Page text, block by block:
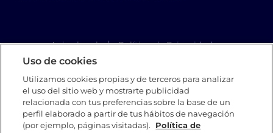
Aviso legal
Política de Privacidad
Política de Cookies
Student Academic Standards
Canal Compliance
Site Map
Uso de cookies
Utilizamos cookies propias y de terceros para analizar
el uso del sitio web y mostrarte publicidad
relacionada con tus preferencias sobre la base de un
perfil elaborado a partir de tus hábitos de navegación
(por ejemplo, páginas visitadas).
Política de